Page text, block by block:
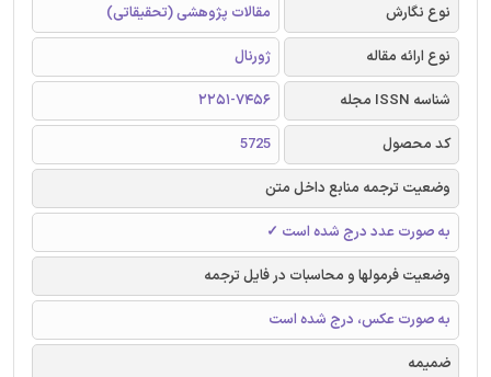
نوع نگارش
مقالات پژوهشی (تحقیقاتی)
نوع ارائه مقاله
ژورنال
شناسه ISSN مجله
2251-7456
کد محصول
5725
وضعیت ترجمه منابع داخل متن
به صورت عدد درج شده است ✓
وضعیت فرمولها و محاسبات در فایل ترجمه
به صورت عکس، درج شده است
ضمیمه